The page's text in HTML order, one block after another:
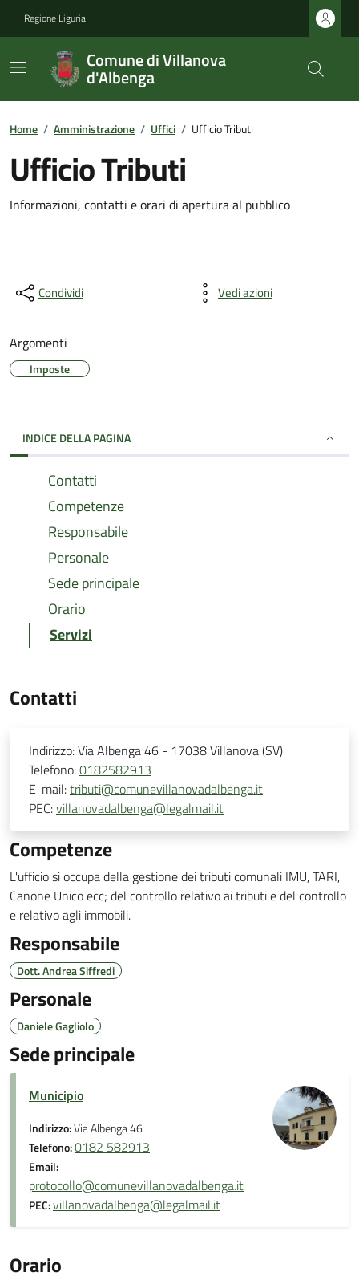
Regione Liguria
Comune di Villanova
d'Albenga
Home / Amministrazione / Uffici / Ufficio Tributi
Ufficio Tributi
Informazioni, contatti e orari di apertura al pubblico
Condividi Vedi azioni
Argomenti
Imposte
INDICE DELLA PAGINA
Contatti
Competenze
Responsabile
Personale
Sede principale
Orario
Servizi
Contatti
Indirizzo:Via Albenga 46 - 17038 Villanova (SV)
Telefono:0182582913
E-mail:tributi@comunevillanovadalbenga.it
PEC:villanovadalbenga@legalmail.it
Competenze
L'ufficio si occupa della gestione dei tributi comunali IMU, TARI,
Canone Unico ecc; del controllo relativo ai tributi e del controllo
e relativo agli immobili.
Responsabile
Dott. Andrea Siffredi
Personale
Daniele Gagliolo
Sede principale
Municipio
Indirizzo:Via Albenga 46
Telefono:0182 582913
Email:
protocollo@comunevillanovadalbenga.it
PEC:villanovadalbenga@legalmail.it
Orario